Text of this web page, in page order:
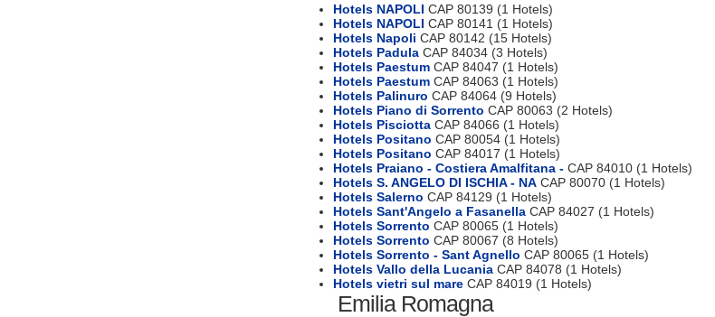
Hotels NAPOLI CAP 80139 (1 Hotels)
Hotels NAPOLI CAP 80141 (1 Hotels)
Hotels Napoli CAP 80142 (15 Hotels)
Hotels Padula CAP 84034 (3 Hotels)
Hotels Paestum CAP 84047 (1 Hotels)
Hotels Paestum CAP 84063 (1 Hotels)
Hotels Palinuro CAP 84064 (9 Hotels)
Hotels Piano di Sorrento CAP 80063 (2 Hotels)
Hotels Pisciotta CAP 84066 (1 Hotels)
Hotels Positano CAP 80054 (1 Hotels)
Hotels Positano CAP 84017 (1 Hotels)
Hotels Praiano - Costiera Amalfitana - CAP 84010 (1 Hotels)
Hotels S. ANGELO DI ISCHIA - NA CAP 80070 (1 Hotels)
Hotels Salerno CAP 84129 (1 Hotels)
Hotels Sant'Angelo a Fasanella CAP 84027 (1 Hotels)
Hotels Sorrento CAP 80065 (1 Hotels)
Hotels Sorrento CAP 80067 (8 Hotels)
Hotels Sorrento - Sant Agnello CAP 80065 (1 Hotels)
Hotels Vallo della Lucania CAP 84078 (1 Hotels)
Hotels vietri sul mare CAP 84019 (1 Hotels)
Emilia Romagna